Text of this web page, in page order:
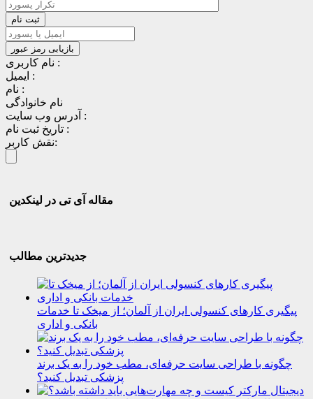
نام کاربری :
ایمیل :
نام :
نام خانوادگی
آدرس وب سایت :
تاریخ ثبت نام :
نقش کاربر:
مقاله آی تی در لینکدین
جدیدترین مطالب
پیگیری کارهای کنسولی ایران از آلمان؛ از میخک تا خدمات
بانکی و اداری
چگونه با طراحی سایت حرفه‌ای، مطب خود را به یک برند
پزشکی تبدیل کنید؟